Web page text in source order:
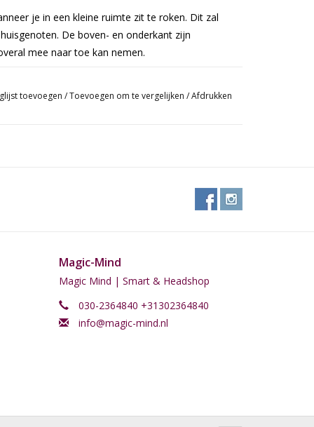
je in een kleine ruimte zit te roken. Dit zal
De boven- en onderkant zijn
mee naar toe kan nemen.
toevoegen /Toevoegen om te vergelijken /Afdrukken
Magic-Mind
Magic Mind | Smart & Headshop
030-2364840 +31302364840
info@magic-mind.nl